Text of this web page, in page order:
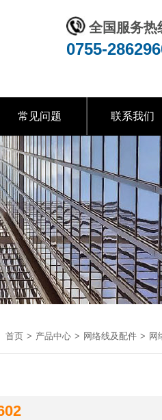
全国服务热
0755-
常见问题 联系我们
首页 > 产品中心 > 网络线及配件 > 网